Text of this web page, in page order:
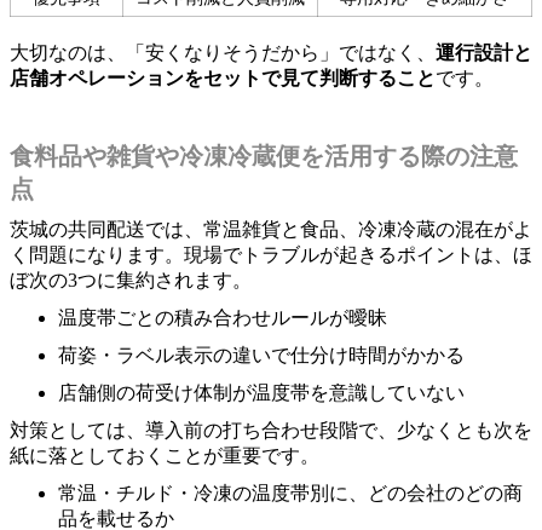
大切なのは、「安くなりそうだから」ではなく、 運行設計と
店舗オペレーションをセットで見て判断することです。
食料品や雑貨や冷凍冷蔵便を活用する際の注意
点
茨城の共同配送では、常温雑貨と食品、冷凍冷蔵の混在がよ
く問題になります。現場でトラブルが起きるポイントは、ほ
ぼ次の3つに集約されます。
温度帯ごとの積み合わせルールが曖昧
荷姿・ラベル表示の違いで仕分け時間がかかる
店舗側の荷受け体制が温度帯を意識していない
対策としては、導入前の打ち合わせ段階で、少なくとも次を
紙に落としておくことが重要です。
常温・チルド・冷凍の温度帯別に、どの会社のどの商
品を載せるか